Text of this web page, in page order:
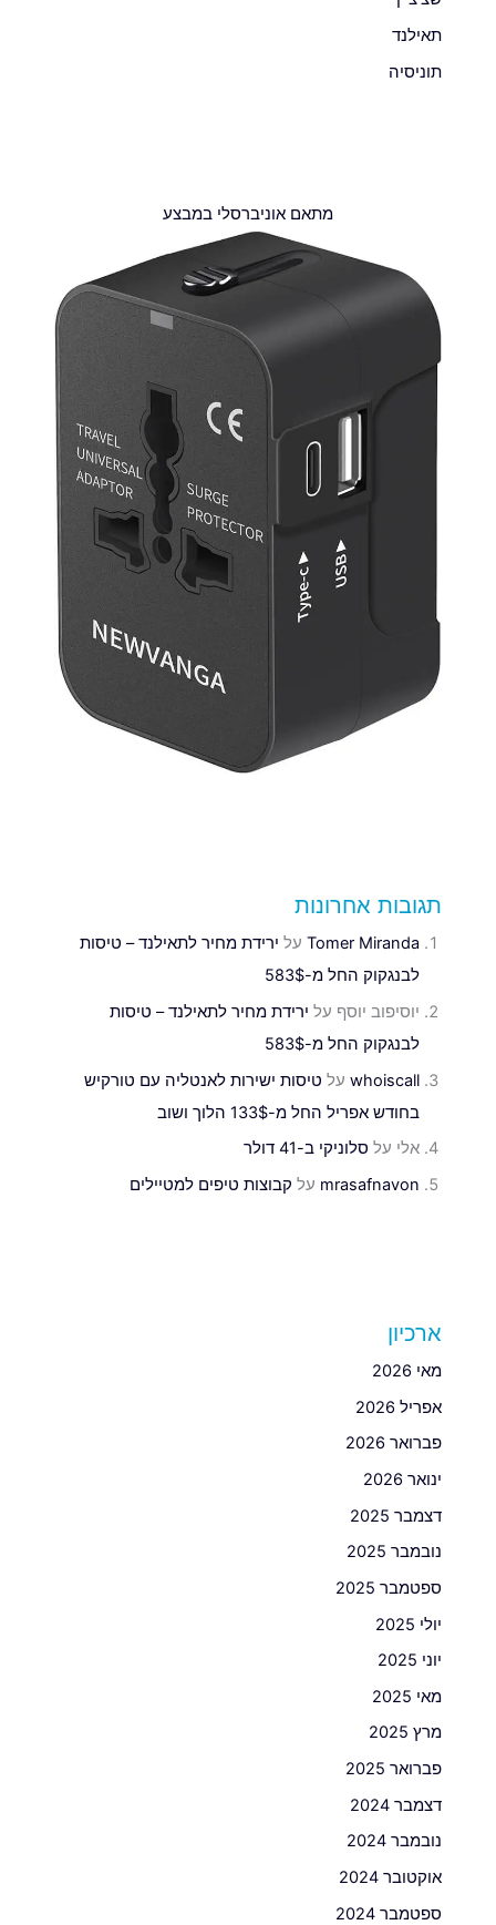
תאילנד
תוניסיה
מתאם אוניברסלי במבצע
תגובות אחרונות
Tomer Miranda על ירידת מחיר לתאילנד – טיסות
לבנגקוק החל מ-583$
יוסיפוב יוסף על ירידת מחיר לתאילנד – טיסות
לבנגקוק החל מ-583$
whoiscall על טיסות ישירות לאנטליה עם טורקיש
בחודש אפריל החל מ-133$ הלוך ושוב
אלי על סלוניקי ב-41 דולר
mrasafnavon על קבוצות טיפים למטיילים
ארכיון
מאי 2026
אפריל 2026
פברואר 2026
ינואר 2026
דצמבר 2025
נובמבר 2025
ספטמבר 2025
יולי 2025
יוני 2025
מאי 2025
מרץ 2025
פברואר 2025
דצמבר 2024
נובמבר 2024
אוקטובר 2024
ספטמבר 2024